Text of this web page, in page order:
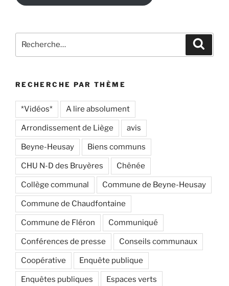
pour
RECHERCHE PAR THÈME
*Vidéos* A lire absolument
Arrondissement de Liège avis
Beyne-Heusay Biens communs
CHU N-D des Bruyères Chênée
Collège communal Commune de Beyne-Heusay
Commune de Chaudfontaine
Commune de Fléron Communiqué
Conférences de presse Conseils communaux
Coopérative Enquête publique
Enquêtes publiques Espaces verts